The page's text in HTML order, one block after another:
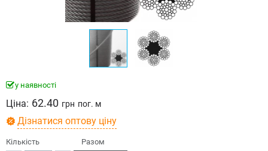
у наявності
Ціна: 62.40 грн пог. м
Дізнатися оптову ціну
Кількість Разом